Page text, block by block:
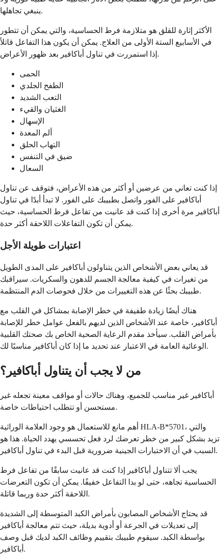
ينبغي تجاهلها.
الأكثر إثارة للقلق هو متلازمة فرط الحساسية، والتي يمكن أن تتطور
في الأسابيع الستة الأولى من العلاج. يمكن أن يكون هذا التفاعل قاتلاً
إذا استمررت في تناول أباكافير بعد ظهور الأعراض.
الحمى
الطفح الجلدي
التعب الشديد
الغثيان والقيء
الإسهال
ألم المعدة
التهاب الحلق
ضيق في التنفس
السعال
إذا كنت تعاني من عرضين أو أكثر من هذه الأعراض، فتوقف عن تناول
أباكافير على الفور واتصل بطبيبك على الفور. لا تبدأ أبدًا في تناول
أباكافير مرة أخرى إذا كنت قد عانيت من تفاعل فرط الحساسية، حيث
يمكن أن تكون التفاعلات اللاحقة أكثر حدة.
اعتبارات طويلة الأجل
قد يعاني بعض الأشخاص الذين يتناولون أباكافير على المدى الطويل
من تغيرات في كيفية معالجة الجسم للدهون والسكريات. سيراقبك
طبيبك بحثًا عن هذه التغييرات من خلال فحوصات الدم المنتظمة.
هناك أيضًا زيادة طفيفة في خطر الإصابة بمشاكل في القلب مع
أباكافير، خاصة عند الأشخاص الذين لديهم بالفعل عوامل خطر للإصابة
بأمراض القلب. سيأخذ مقدم الرعاية الصحية الخاص بك صحتك القلبية
الوعائية العامة في الاعتبار عند تحديد ما إذا كان أباكافير مناسبًا لك.
من لا يجب أن يتناول أباكافير؟
أباكافير غير مناسب للجميع، وهناك حالات أو مواقف معينة تجعله غير
مستحسن أو تتطلب احتياطات خاصة.
أهم مانع للاستعمال هو وجود العلامة الوراثية HLA-B*5701، والتي
تزيد بشكل كبير من خطر تعرضك لرد فعل تحسسي يهدد الحياة. هذا هو
السبب في أن الاختبارات الجينية ضرورية قبل البدء في تناول أباكافير.
يجب ألا تتناول أباكافير إذا كنت قد عانيت سابقًا من تفاعل فرط
الحساسية تجاهه، حتى لو بدا التفاعل خفيفًا. يمكن أن تكون التعرضات
اللاحقة أكثر حدة وربما قاتلة.
قد يحتاج الأشخاص المصابون بأمراض الكبد المتوسطة إلى الشديدة
إلى تعديلات في الجرعة أو أدوية بديلة، حيث تتم معالجة أباكافير
بواسطة الكبد. سيقوم طبيبك بتقييم وظائف الكبد لديك قبل وصف
أباكافير.